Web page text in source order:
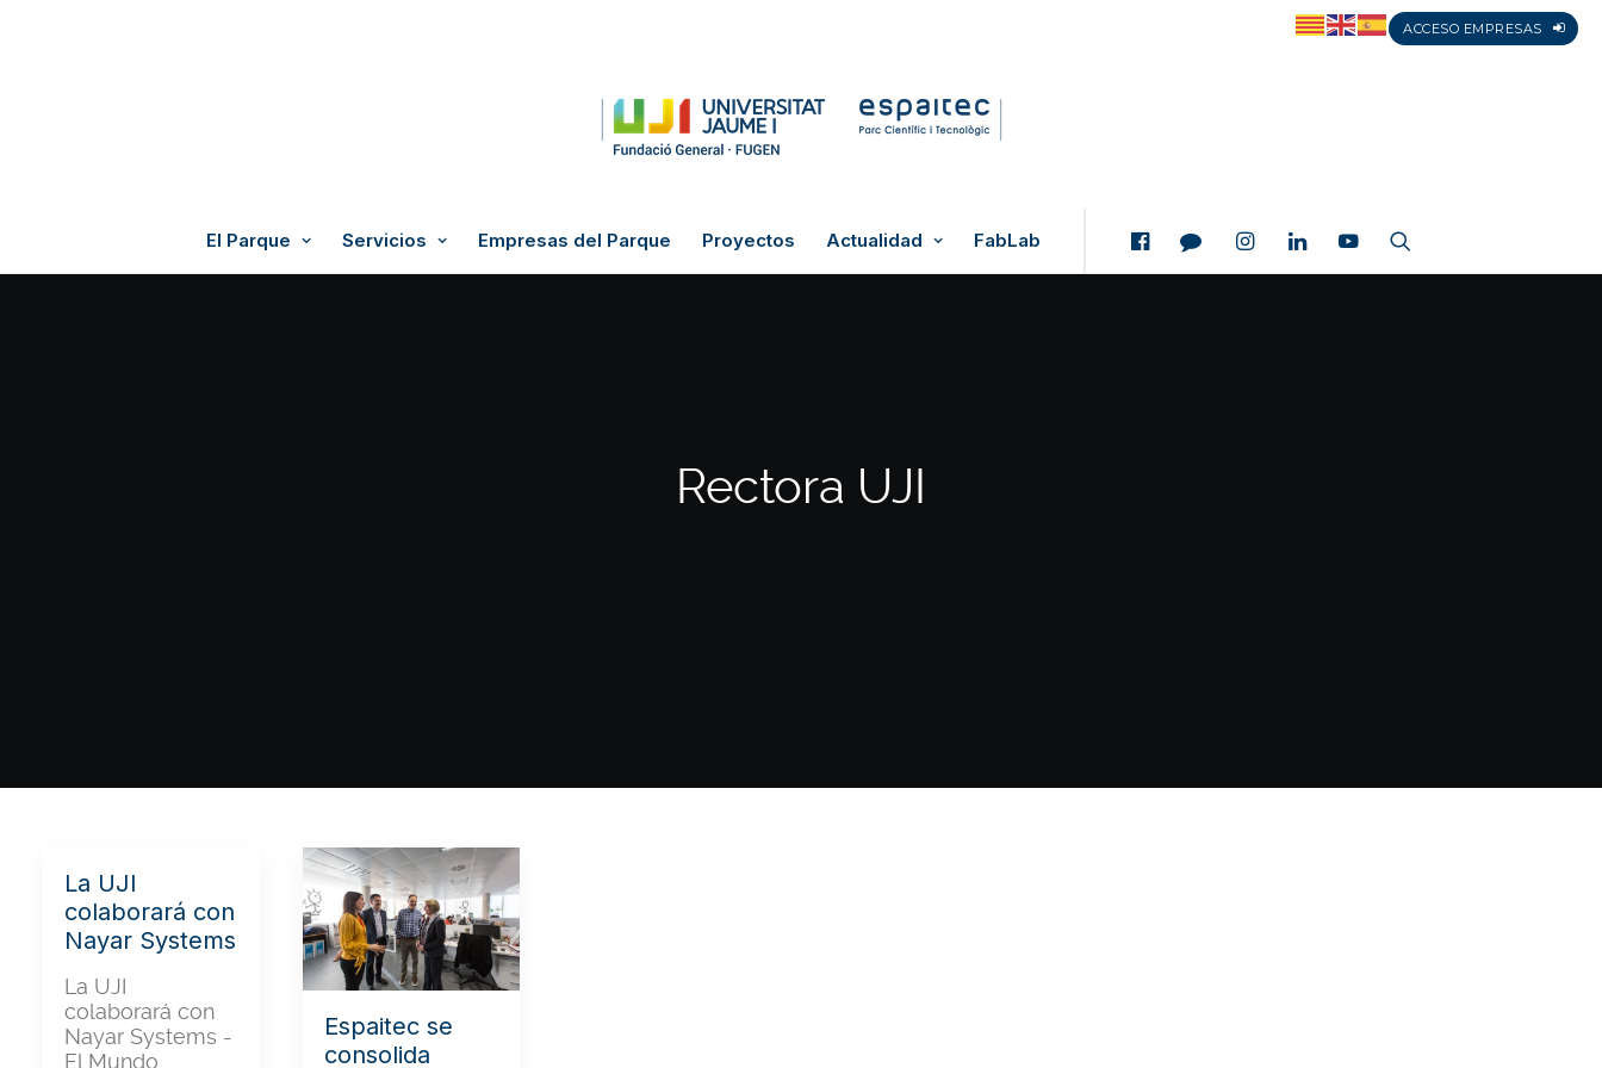
ACCESO EMPRESAS
El Parque Servicios Empresas del Parque Proyectos Actualidad FabLab
Rectora UJI
La UJI
colaborará con
Nayar Systems
La UJI
colaborará con
Nayar Systems -
El Mundo
Espaitec se
consolida